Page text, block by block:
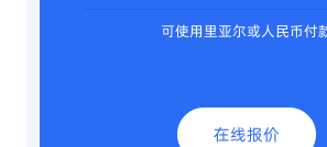
可使用里亚尔或人民币付
在线报价